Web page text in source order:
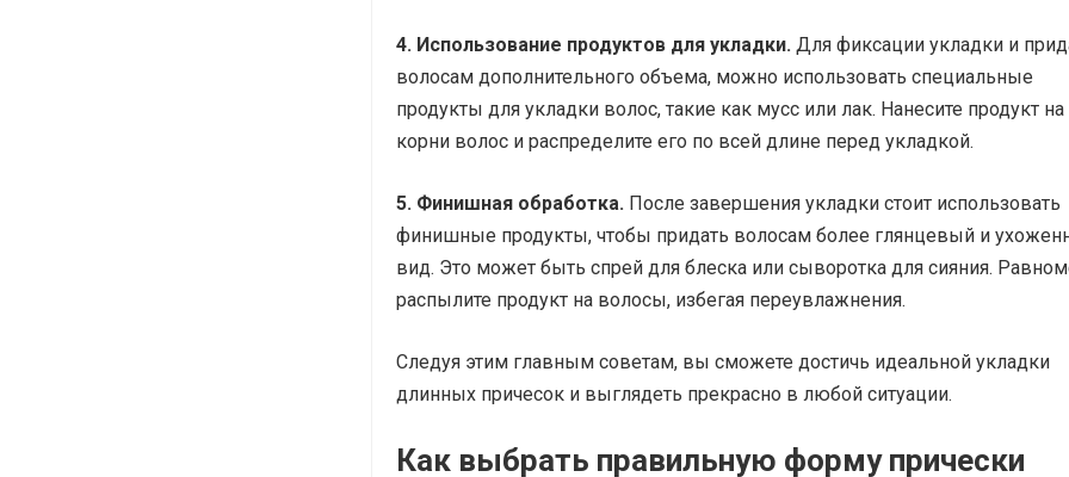
4. Использование продуктов для укладки. Для фиксации укладки и
волосам дополнительного объема, можно использовать специальные
продукты для укладки волос, такие как мусс или лак. Нанесите продукт на
корни волос и распределите его по всей длине перед укладкой.
5. Финишная обработка. После завершения укладки стоит использовать
финишные продукты, чтобы придать волосам более глянцевый и
вид. Это может быть спрей для блеска или сыворотка для сияния.
распылите продукт на волосы, избегая переувлажнения.
Следуя этим главным советам, вы сможете достичь идеальной укладки
длинных причесок и выглядеть прекрасно в любой ситуации.
Как выбрать правильную форму прически